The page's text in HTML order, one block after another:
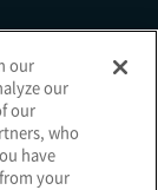
ループのDX
our
our
our
who
have
your